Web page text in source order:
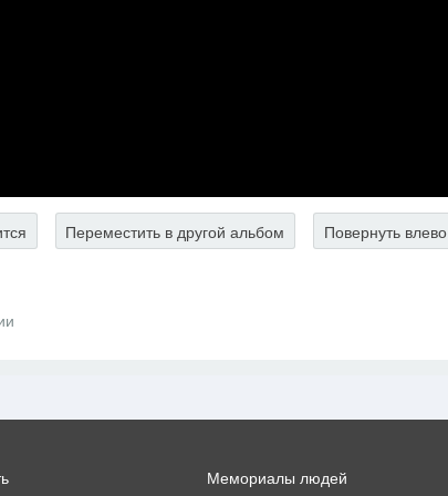
Переместить в другой альбом Повернуть влево
Мемориалы людей